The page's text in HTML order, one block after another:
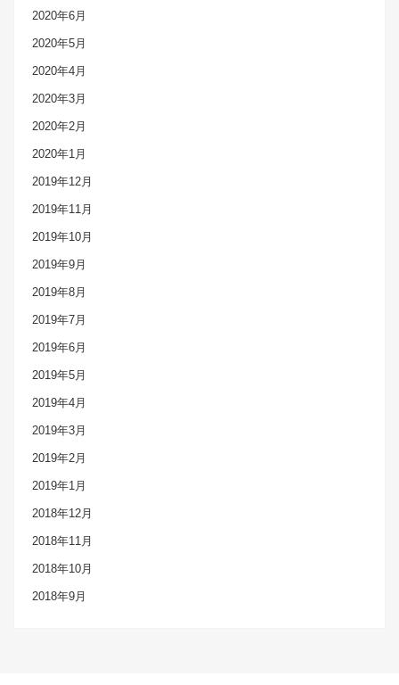
2020年6月
2020年5月
2020年4月
2020年3月
2020年2月
2020年1月
2019年12月
2019年11月
2019年10月
2019年9月
2019年8月
2019年7月
2019年6月
2019年5月
2019年4月
2019年3月
2019年2月
2019年1月
2018年12月
2018年11月
2018年10月
2018年9月